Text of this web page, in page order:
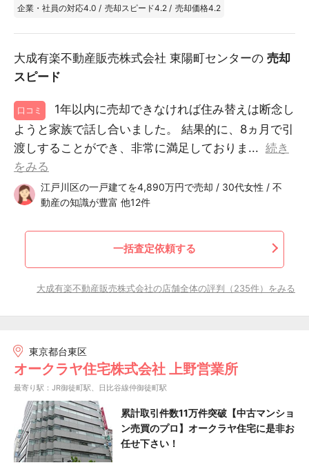
企業・社員の対応4.0 / 売却スピード4.2 / 売却価格4.2
大成有楽不動産販売株式会社 東陽町センターの 売却
スピード
口コミ
1年以内に売却できなければ住み替えは断念し
ようと家族で話し合いました。 結果的に、8ヵ月で引
渡しすることができ、非常に満足しておりま... 続き
をみる
江戸川区の一戸建てを4,890万円で売却 / 30代女性 / 不
動産の知識が豊富 他12件
一括査定依頼する
大成有楽不動産販売株式会社の店舗全体の評判（235件）をみる
東京都台東区
オークラヤ住宅株式会社 上野営業所
最寄り駅：JR御徒町駅、日比谷線仲御徒町駅
累計取引件数11万件突破【中古マンショ
ン売買のプロ】オークラヤ住宅に是非お
任せ下さい！